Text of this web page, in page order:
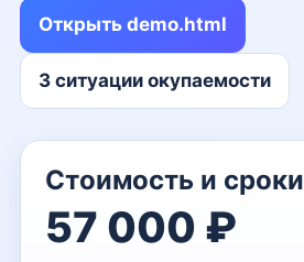
Открыть demo.html
3 ситуации окупаемости
Стоимость и сроки
57 000 ₽